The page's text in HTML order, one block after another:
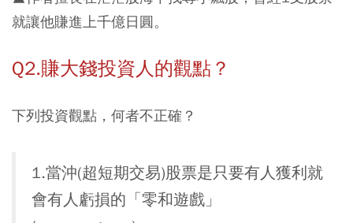
就讓他賺進上千億日圓。
Q2.賺大錢投資人的觀點？
下列投資觀點，何者不正確？
1.當沖(超短期交易)股票是只要有人獲利就
會有人虧損的「零和遊戲」